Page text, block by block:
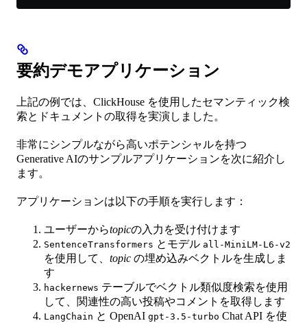
要約デモアプリケーション
上記の例では、ClickHouse を使用したセマンティック検
索とドキュメントの取得を実演しました。
非常にシンプルながら高いポテンシャルを持つ
Generative AIのサンプルアプリケーションを次に紹介し
ます。
アプリケーションは以下の手順を実行します：
ユーザーからtopicの入力を受け付けます
SentenceTransformers とモデル all-MiniLM-L6-v2
を使用して、 topic の埋め込みベクトルを生成しま
す
hackernews テーブルでベクトル類似度検索を使用
して、関連性の高い投稿やコメントを取得します
LangChain と OpenAI gpt-3.5-turbo Chat API を使